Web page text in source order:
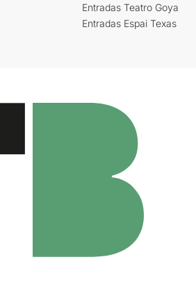
Entradas Teatro Goya
Entradas Espai Texas